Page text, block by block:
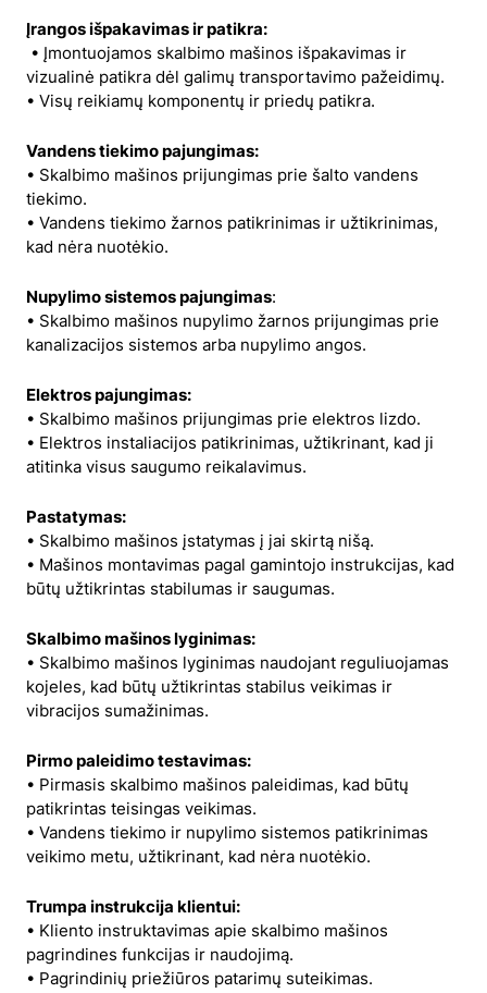
Įrangos išpakavimas ir patikra:
• Įmontuojamos skalbimo mašinos išpakavimas ir
vizualinė patikra dėl galimų transportavimo pažeidimų.
• Visų reikiamų komponentų ir priedų patikra.
Vandens tiekimo pajungimas:
• Skalbimo mašinos prijungimas prie šalto vandens
tiekimo.
• Vandens tiekimo žarnos patikrinimas ir užtikrinimas,
kad nėra nuotėkio.
Nupylimo sistemos pajungimas:
• Skalbimo mašinos nupylimo žarnos prijungimas prie
kanalizacijos sistemos arba nupylimo angos.
Elektros pajungimas:
• Skalbimo mašinos prijungimas prie elektros lizdo.
• Elektros instaliacijos patikrinimas, užtikrinant, kad ji
atitinka visus saugumo reikalavimus.
Pastatymas:
• Skalbimo mašinos įstatymas į jai skirtą nišą.
• Mašinos montavimas pagal gamintojo instrukcijas, kad
būtų užtikrintas stabilumas ir saugumas.
Skalbimo mašinos lyginimas:
• Skalbimo mašinos lyginimas naudojant reguliuojamas
kojeles, kad būtų užtikrintas stabilus veikimas ir
vibracijos sumažinimas.
Pirmo paleidimo testavimas:
• Pirmasis skalbimo mašinos paleidimas, kad būtų
patikrintas teisingas veikimas.
• Vandens tiekimo ir nupylimo sistemos patikrinimas
veikimo metu, užtikrinant, kad nėra nuotėkio.
Trumpa instrukcija klientui:
• Kliento instruktavimas apie skalbimo mašinos
pagrindines funkcijas ir naudojimą.
• Pagrindinių priežiūros patarimų suteikimas.